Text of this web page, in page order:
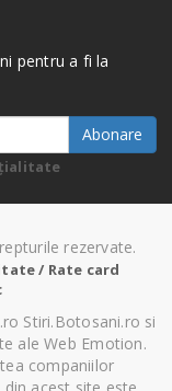
pentru a fi la
Abonare
rezervate.
/ Rate card
Stiri.Botosani.ro si
ale Web Emotion.
companiilor